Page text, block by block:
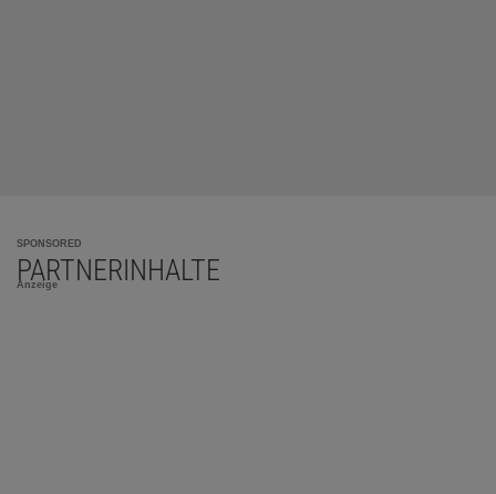
SPONSORED
PARTNERINHALTE
Anzeige